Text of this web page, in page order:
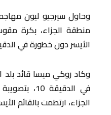
وحاول سيرجيو ليون
منطقة الجزاء، بكرة
الأيسر دون خطورة في
وكاد روكي ميسا قائد
في الدقيقة
الجزاء، ارتطمت بالقائم